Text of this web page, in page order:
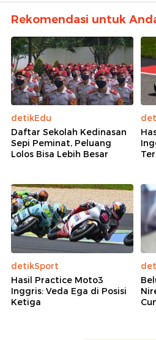
Rekomendasi untuk
detikEdu
Daftar Sekolah Kedinasan
Sepi Peminat, Peluang
Lolos Bisa Lebih Besar
detikSport
Hasil Practice Moto3
Inggris: Veda Ega di Posisi
Ketiga